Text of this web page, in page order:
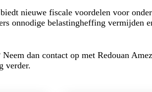
nieuwe fiscale voordelen voor
onnodige belastingheffing vermijden
dan contact op met Redouan
verder.